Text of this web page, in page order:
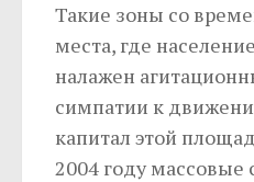
Такие зоны со
места, где
налажен
симпатии к
капитал этой
2004 году массовые